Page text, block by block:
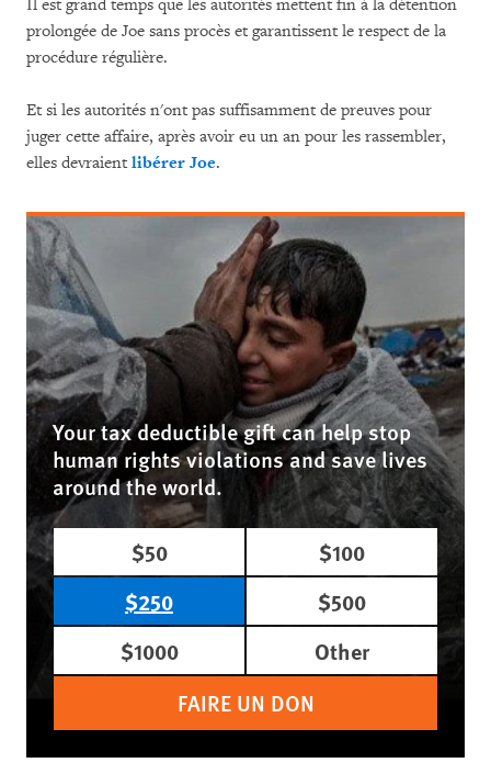
Il est grand temps que les autorités mettent fin à la détention
prolongée de Joe sans procès et garantissent le respect de la
procédure régulière.
Et si les autorités n'ont pas suffisamment de preuves pour
juger cette affaire, après avoir eu un an pour les rassembler,
elles devraient libérer Joe.
Your tax deductible gift can help stop
human rights violations and save lives
around the world.
$50
$100
$250
$500
$1000
Other
FAIRE UN DON